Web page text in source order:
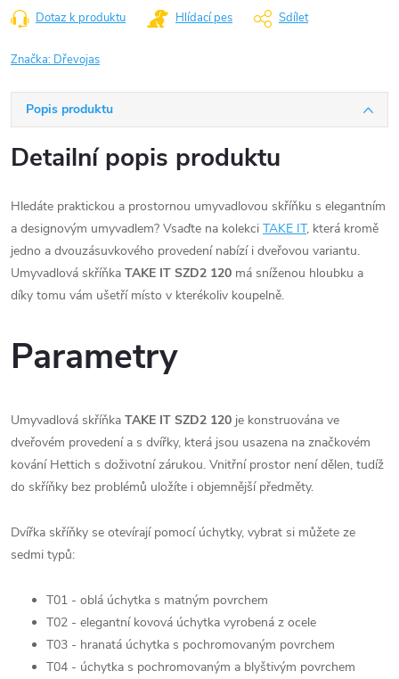
Dotaz k produktu Hlídací pes Sdílet
Značka: Dřevojas
Popis produktu
Detailní popis produktu
Hledáte praktickou a prostornou umyvadlovou skříňku s elegantním
a designovým umyvadlem? Vsaďte na kolekci TAKE IT, která kromě
jedno a dvouzásuvkového provedení nabízí i dveřovou variantu.
Umyvadlová skříňka TAKE IT SZD2 120 má sníženou hloubku a
díky tomu vám ušetří místo v kterékoliv koupelně.
Parametry
Umyvadlová skříňka TAKE IT SZD2 120 je konstruována ve
dveřovém provedení a s dvířky, která jsou usazena na značkovém
kování Hettich s doživotní zárukou. Vnitřní prostor není dělen, tudíž
do skříňky bez problémů uložíte i objemnější předměty.
Dvířka skříňky se otevírají pomocí úchytky, vybrat si můžete ze
sedmi typů:
T01 - oblá úchytka s matným povrchem
T02 - elegantní kovová úchytka vyrobená z ocele
T03 - hranatá úchytka s pochromovaným povrchem
T04 - úchytka s pochromovaným a blyštivým povrchem